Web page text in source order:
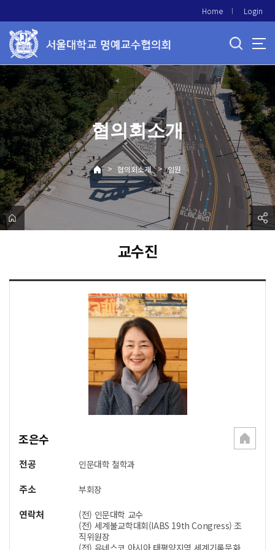
로
메
뉴
Home Login
협의회소개
> 협의회소개 > 임원
교수진
조은수
전공 인문대학 철학과
주소 부회장
연락처
(전) 인문대학 교수
(전) 세계불교학대회(IABS 19th Congress) 조
직위원장